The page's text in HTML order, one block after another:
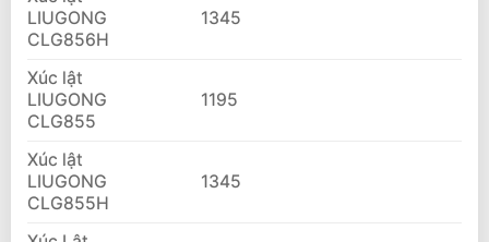
LIUGONG
CLG856H
1345
Xúc lật
LIUGONG
CLG855
1195
Xúc lật
LIUGONG
CLG855H
1345